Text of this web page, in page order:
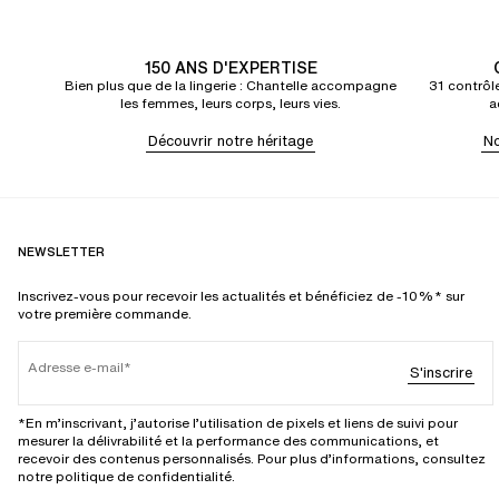
150 ANS D'EXPERTISE
Bien plus que de la lingerie : Chantelle accompagne
les femmes, leurs corps, leurs vies.
Découvrir notre héritage
31
NEWSLETTER
Inscrivez-vous pour recevoir les actualités et bénéficiez de -10%* sur
votre première commande.
Adresse e-mail S'inscrire
*En m’inscrivant, j’autorise l’utilisation de pixels et liens de suivi pour
mesurer la délivrabilité et la performance des communications, et
recevoir des contenus personnalisés. Pour plus d’informations, consultez
notre politique de confidentialité.